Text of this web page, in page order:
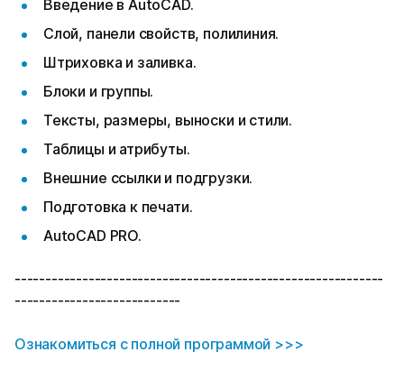
Введение в AutoCAD.
Слой, панели свойств, полилиния.
Штриховка и заливка.
Блоки и группы.
Тексты, размеры, выноски и стили.
Таблицы и атрибуты.
Внешние ссылки и подгрузки.
Подготовка к печати.
AutoCAD PRO.
------------------------------------------------------------
---------------------------
Ознакомиться с полной программой >>>